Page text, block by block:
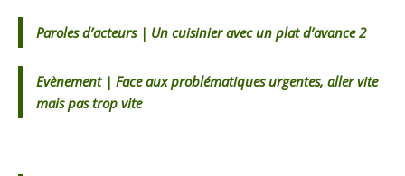
Paroles d’acteurs | Un cuisinier avec un plat d’avance 2
Evènement | Face aux problématiques urgentes, aller vite
mais pas trop vite